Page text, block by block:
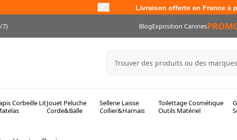
Livraison offerte en France à
7) BlogExposition Canines
Corbeille LitJouet Peluche
Corde&Balle
Sellerie Laisse
Collier&Harnais
Toilettage Cosmétique
Outils Matériel